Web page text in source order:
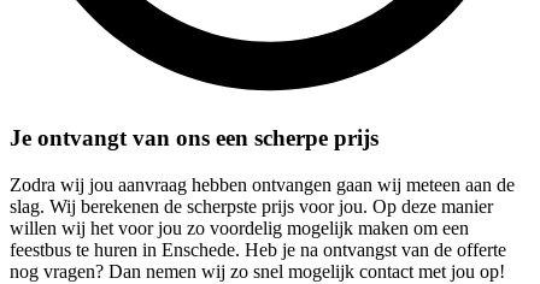
Je ontvangt van ons een scherpe prijs
Zodra wij jou aanvraag hebben ontvangen gaan wij meteen aan de
slag. Wij berekenen de scherpste prijs voor jou. Op deze manier
willen wij het voor jou zo voordelig mogelijk maken om een
feestbus te huren in Enschede. Heb je na ontvangst van de offerte
nog vragen? Dan nemen wij zo snel mogelijk contact met jou op!